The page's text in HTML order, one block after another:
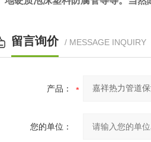
留言询价 / MESSAGE INQUIRY
产品：
您的单位：